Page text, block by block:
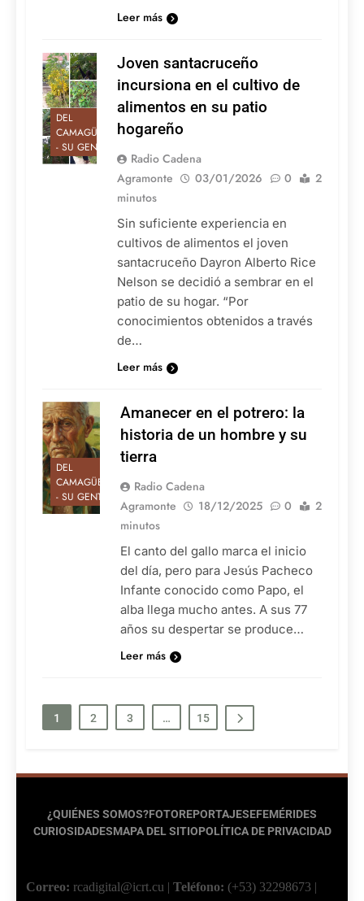
Leer más
DEL
CAMAGÜEY
- SU GENTE
Joven santacruceño
incursiona en el cultivo de
alimentos en su patio
hogareño
Radio Cadena
Agramonte
03/01/2026 0
2
minutos
Sin suficiente experiencia en
cultivos de alimentos el joven
santacruceño Dayron Alberto Rice
Nelson se decidió a sembrar en el
patio de su hogar. “Por
conocimientos obtenidos a través
de…
Leer más
DEL
CAMAGÜEY
- SU GENTE
Amanecer en el potrero: la
historia de un hombre y su
tierra
Radio Cadena
Agramonte
18/12/2025 0
2
minutos
El canto del gallo marca el inicio
del día, pero para Jesús Pacheco
Infante conocido como Papo, el
alba llega mucho antes. A sus 77
años su despertar se produce…
Leer más
1 2 3 … 15
¿QUIÉNES SOMOS?FOTOREPORTAJESEFEMÉRIDES
CURIOSIDADESMAPA DEL SITIOPOLÍTICA DE PRIVACIDAD
Correo: rcadigital@icrt.cu | Teléfono: (+53) 32298673 |